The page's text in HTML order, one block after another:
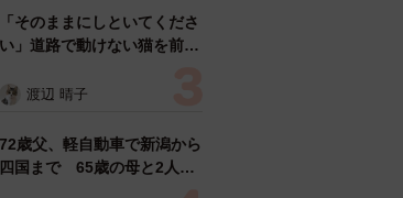
「そのままにしといてくださ
い」道路で動けない猫を前に
ようとした4日間 「命の重
表の訴え
渡辺 晴子
72歳父、軽自動車で新潟から
四国まで 65歳の母と2人で